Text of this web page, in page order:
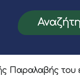
Παραλαβής του